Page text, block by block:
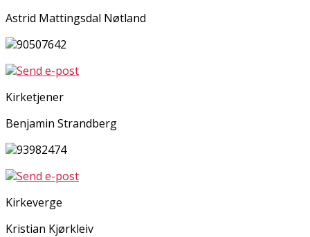
Astrid Mattingsdal Nøtland
90507642
Send e-post
Kirketjener
Benjamin Strandberg
93982474
Send e-post
Kirkeverge
Kristian Kjørkleiv